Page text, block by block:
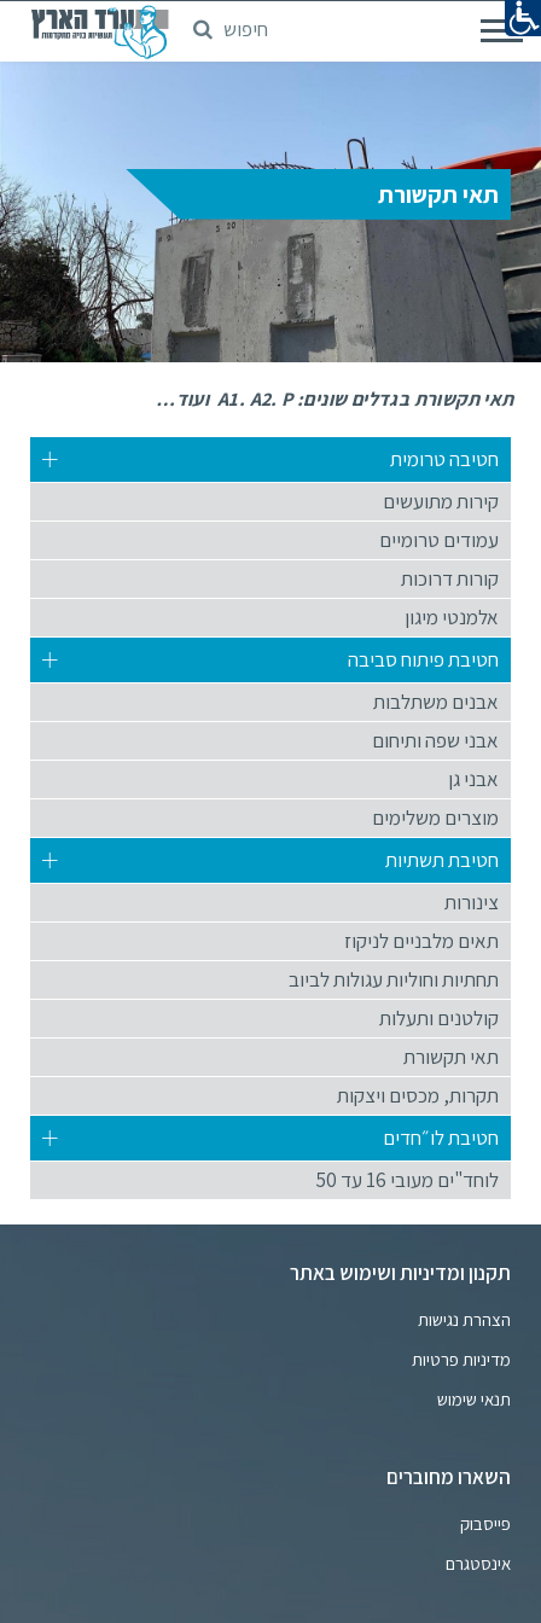
דלג
לתוכן
חיפוש
תאי תקשורת
תאי תקשורת בגדלים שונים: A1. A2. P ועוד…
חטיבה טרומית
קירות מתועשים
עמודים טרומיים
קורות דרוכות
אלמנטי מיגון
חטיבת פיתוח סביבה
אבנים משתלבות
אבני שפה ותיחום
אבני גן
מוצרים משלימים
חטיבת תשתיות
צינורות
תאים מלבניים לניקוז
תחתיות וחוליות עגולות לביוב
קולטנים ותעלות
תאי תקשורת
תקרות, מכסים ויצקות
חטיבת לו״חדים
לוחד"ים מעובי 16 עד 50
תקנון ומדיניות ושימוש באתר
הצהרת נגישות
מדיניות פרטיות
תנאי שימוש
השארו מחוברים
פייסבוק
אינסטגרם